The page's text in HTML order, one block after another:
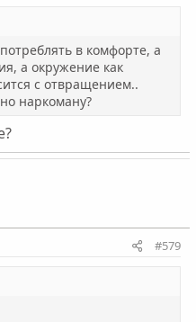
в комфорте, а
а окружение как
с отвращением..
наркоману?
#579